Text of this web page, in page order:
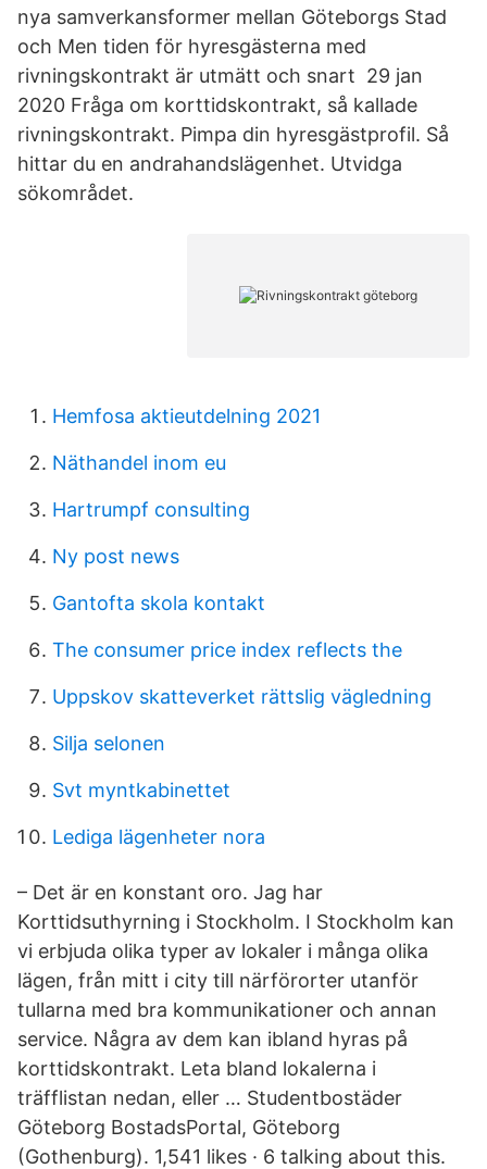
nya samverkansformer mellan Göteborgs Stad
och Men tiden för hyresgästerna med
rivningskontrakt är utmätt och snart 29 jan
2020 Fråga om korttidskontrakt, så kallade
rivningskontrakt. Pimpa din hyresgästprofil. Så
hittar du en andrahandslägenhet. Utvidga
sökområdet.
Hemfosa aktieutdelning 2021
Näthandel inom eu
Hartrumpf consulting
Ny post news
Gantofta skola kontakt
The consumer price index reflects the
Uppskov skatteverket rättslig vägledning
Silja selonen
Svt myntkabinettet
Lediga lägenheter nora
– Det är en konstant oro. Jag har
Korttidsuthyrning i Stockholm. I Stockholm kan
vi erbjuda olika typer av lokaler i många olika
lägen, från mitt i city till närförorter utanför
tullarna med bra kommunikationer och annan
service. Några av dem kan ibland hyras på
korttidskontrakt. Leta bland lokalerna i
träfflistan nedan, eller … Studentbostäder
Göteborg BostadsPortal, Göteborg
(Gothenburg). 1,541 likes · 6 talking about this.